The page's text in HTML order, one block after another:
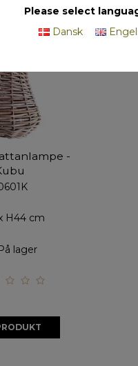
-
H44 cm
lager
Please select
Dansk